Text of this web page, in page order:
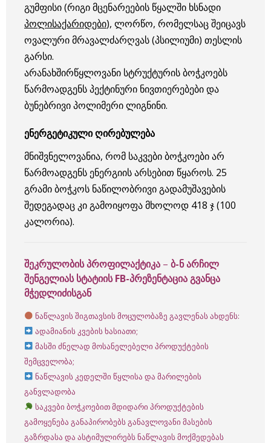
გუმფისი (რიგი მცენარეების წყალში ხსნადი
პოლისაქარიდები), ლორწო, რომელსაც შეიცავს
ოვალური მრავალძარღვას (პსილიუმი) თესლის
გარსი.
არანახშირწყლოვანი სტრუქტურის ბოჭკოებს
წარმოადგენს პექტინური ნივთიერებები და
ბუნებრივი პოლიმერი ლიგნინი.
ენერგეტიკული ღირებულება
მნიშვნელოვანია, რომ საკვები ბოჭკოები არ
წარმოადგენს ენერგიის არსებით წყაროს. 25
გრამი ბოჭკოს ნაწილობრივი გადამუშავების
შედეგადაც კი გამოიყოფა მხოლოდ 418 ჯ (100
კალორია).
შეკრულობის პროფილაქტიკა – ბ-ნარჩილ
შენგელიას სტატიის FB-პრეზენტაცია გვანცა
მჭედლიძისგან
ნაწლავის შიგთავსის მოცულობაზე გავლენას ახდენს:
ადამიანის კვების ხასიათი;
მასში ძნელად მოსანელებელი პროდუქტების
შემცველობა;
ნაწლავის კედელში წყლისა და მარილების
განვლადობა
საკვები ბოჭკოებით მდიდარი პროდუქტების
გამოყენება განაპირობებს განავლოვანი მასების
გაზრდასა და ასტიმულირებს ნაწლავის მოქმედებას